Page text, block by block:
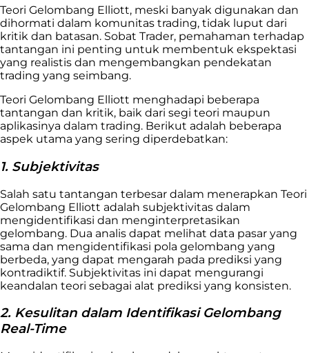
Teori Gelombang Elliott, meski banyak digunakan dan
dihormati dalam komunitas trading, tidak luput dari
kritik dan batasan. Sobat Trader, pemahaman terhadap
tantangan ini penting untuk membentuk ekspektasi
yang realistis dan mengembangkan pendekatan
trading yang seimbang.
Teori Gelombang Elliott menghadapi beberapa
tantangan dan kritik, baik dari segi teori maupun
aplikasinya dalam trading. Berikut adalah beberapa
aspek utama yang sering diperdebatkan:
1. Subjektivitas
Salah satu tantangan terbesar dalam menerapkan Teori
Gelombang Elliott adalah subjektivitas dalam
mengidentifikasi dan menginterpretasikan
gelombang. Dua analis dapat melihat data pasar yang
sama dan mengidentifikasi pola gelombang yang
berbeda, yang dapat mengarah pada prediksi yang
kontradiktif. Subjektivitas ini dapat mengurangi
keandalan teori sebagai alat prediksi yang konsisten.
2. Kesulitan dalam Identifikasi Gelombang
Real-Time